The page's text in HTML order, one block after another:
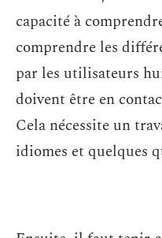
capacité à
comprendre les
par les utilisateurs
doivent être en
Cela nécessite un
idiomes et quelques